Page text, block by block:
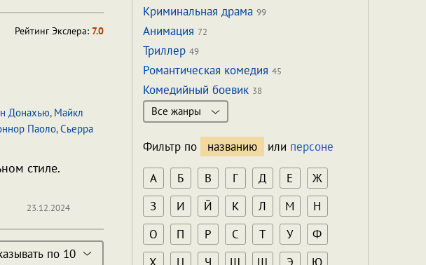
Рейтинг Экслера: 7.0
Донахью, Майкл
Паоло,Сьерра
стиле.
23.12.2024
по 10
Криминальная драма 99
Анимация 72
Триллер 49
Романтическая комедия 45
Комедийный боевик 38
Все жанры
Фильтр по названию или персоне
А Б В Г Д Е
Ж
З
И Й К Л М
Н
О
П Р С Т У
Ф